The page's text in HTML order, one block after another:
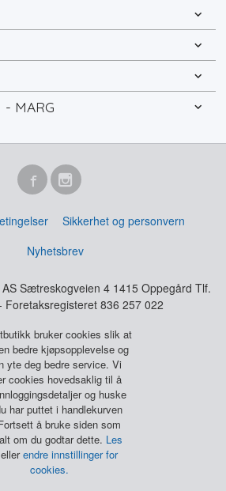
- MARG
Sikkerhet og personvern
Nyhetsbrev
Sætreskogveien 4 1415 Oppegård Tlf.
Foretaksregisteret 836 257 022
bruker cookies slik at
bedre kjøpsopplevelse og
yte deg bedre service. Vi
cookies hovedsaklig til å
og huske
har puttet i handlekurven
å bruke siden som
om du godtar dette. Les
ellerendre innstillinger for
cookies.